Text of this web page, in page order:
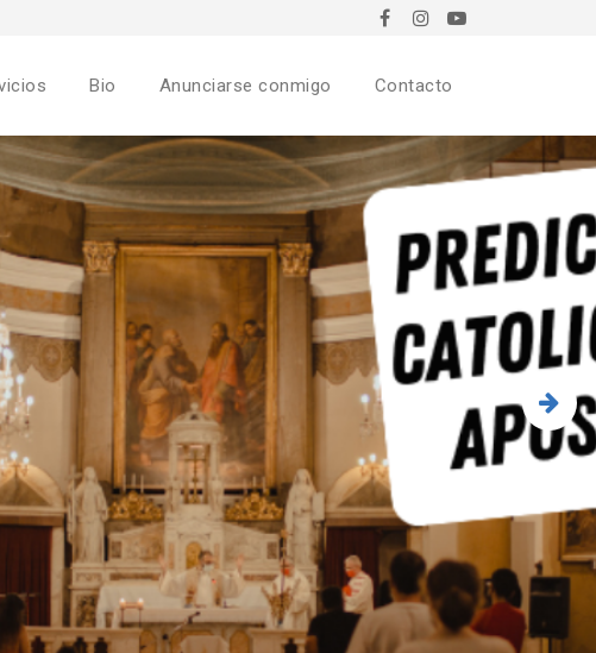
Bio Anunciarse conmigo Contacto